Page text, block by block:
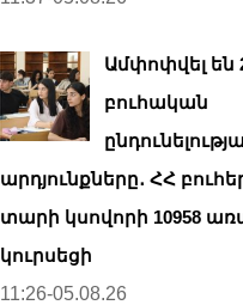
Ամփոփվել են
բուհական
արդյունքները․ ՀՀ
տարի կսովորի 10958
կուրսեցի
11:26-05.08.26